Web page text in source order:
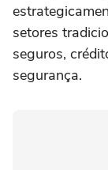
setores
seguros,
segurança.